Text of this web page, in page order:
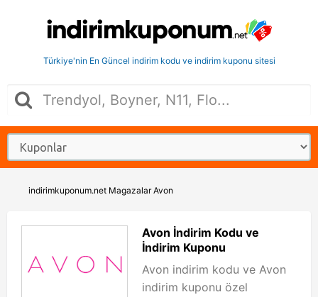
Türkiye'nin En Güncel indirim kodu ve indirim kuponu sitesi
indirimkuponum.net Magazalar Avon
Avon İndirim Kodu ve
İndirim Kuponu
Avon indirim kodu ve Avon
indirim kuponu özel